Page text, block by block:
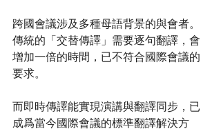
跨國會議涉及多種母語背景的與會者。
傳統的「交替傳譯」需要逐句翻譯，會
增加一倍的時間，已不符合國際會議的
要求。
而即時傳譯能實現演講與翻譯同步，已
成爲當今國際會議的標準翻譯解決方